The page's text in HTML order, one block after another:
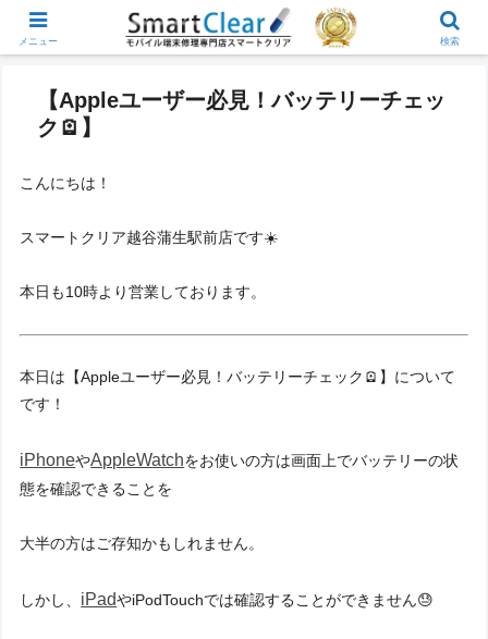
【Appleユーザー必見！バッテリーチェッ
ク🪫】
こんにちは！
スマートクリア越谷蒲生駅前店です☀️
本日も10時より営業しております。
本日は【Appleユーザー必見！バッテリーチェック🪫】について
です！
iPhoneやAppleWatchをお使いの方は画面上でバッテリーの状
態を確認できることを
大半の方はご存知かもしれません。
しかし、 iPadやiPodTouchでは確認することができません😓
メニュー 検索